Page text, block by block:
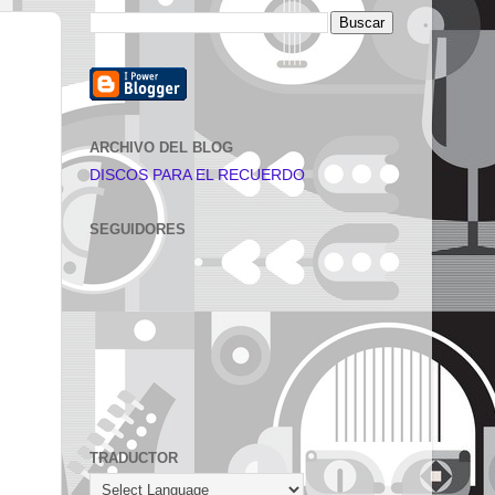
ARCHIVO DEL BLOG
DISCOS PARA EL RECUERDO
SEGUIDORES
TRADUCTOR